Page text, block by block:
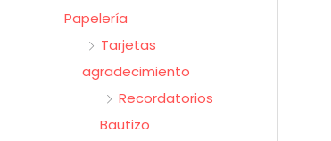
Papelería
Tarjetas
agradecimiento
Recordatorios
Bautizo